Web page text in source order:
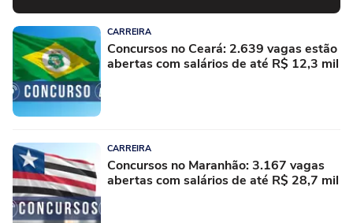
CARREIRA
Concursos no Ceará: 2.639 vagas estão
abertas com salários de até R$ 12,3 mil
CARREIRA
Concursos no Maranhão: 3.167 vagas
abertas com salários de até R$ 28,7 mil